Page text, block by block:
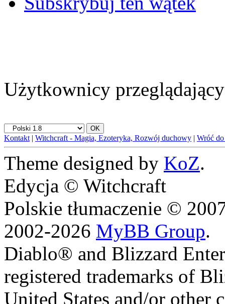
Użytkownicy
Kontakt | Witchcraft - Magia, Ezoteryka, Rozwój duchowy | Wróć
Theme designed by KoZ.
Edycja © Witchcraft
Polskie tłumaczenie ©
2002-2026 MyBB Group.
Diablo® and Blizzard
registered trademarks of
United States and/or other